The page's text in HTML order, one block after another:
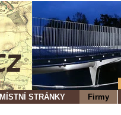
MÍSTNÍ STRÁNKY Firmy